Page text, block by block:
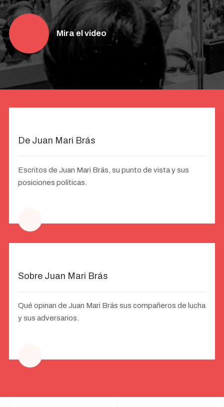
Mira el video
De Juan Mari Brás
Escritos de Juan Mari Brás, su punto de vista y sus
posiciones políticas.
Sobre Juan Mari Brás
Qué opinan de Juan Mari Brás sus compañeros de lucha
y sus adversarios.